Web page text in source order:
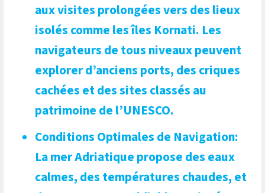
aux visites prolongées vers des lieux
isolés comme les îles Kornati. Les
navigateurs de tous niveaux peuvent
explorer d’anciens ports, des criques
cachées et des sites classés au
patrimoine de l’UNESCO.
Conditions Optimales de Navigation:
La mer Adriatique propose des eaux
calmes, des températures chaudes, et